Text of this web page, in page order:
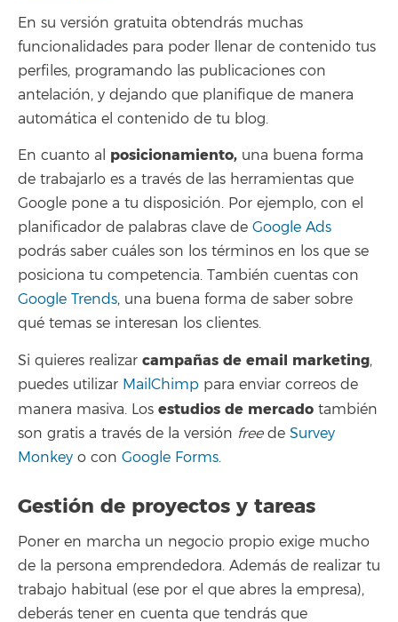
En su versión gratuita obtendrás muchas
funcionalidades para poder llenar de contenido tus
perfiles, programando las publicaciones con
antelación, y dejando que planifique de manera
automática el contenido de tu blog.
En cuanto al posicionamiento, una buena forma
de trabajarlo es a través de las herramientas que
Google pone a tu disposición. Por ejemplo, con el
planificador de palabras clave de Google Ads
podrás saber cuáles son los términos en los que se
posiciona tu competencia. También cuentas con
Google Trends, una buena forma de saber sobre
qué temas se interesan los clientes.
Si quieres realizar campañas de email marketing,
puedes utilizar MailChimp para enviar correos de
manera masiva. Los estudios de mercado también
son gratis a través de la versión freede Survey
Monkey o con Google Forms.
Gestión de proyectos y tareas
Poner en marcha un negocio propio exige mucho
de la persona emprendedora. Además de realizar tu
trabajo habitual (ese por el que abres la empresa),
deberás tener en cuenta que tendrás que